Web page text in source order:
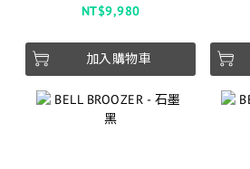
NT$9,980
加入購物車